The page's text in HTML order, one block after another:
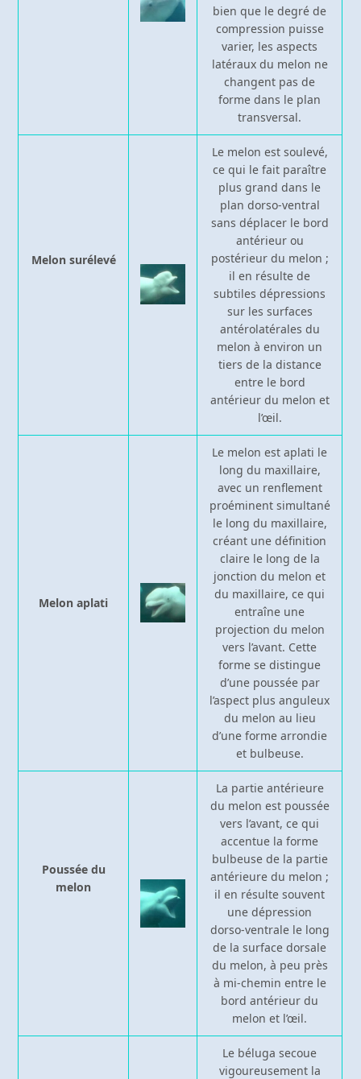
bien que le degré de
compression puisse
varier, les aspects
latéraux du melon ne
changent pas de
forme dans le plan
transversal.
Melon surélevé
Le melon est soulevé,
ce qui le fait paraître
plus grand dans le
plan dorso-ventral
sans déplacer le bord
antérieur ou
postérieur du melon ;
il en résulte de
subtiles dépressions
sur les surfaces
antérolatérales du
melon à environ un
tiers de la distance
entre le bord
antérieur du melon et
l’œil.
Melon aplati
Le melon est aplati le
long du maxillaire,
avec un renflement
proéminent simultané
le long du maxillaire,
créant une définition
claire le long de la
jonction du melon et
du maxillaire, ce qui
entraîne une
projection du melon
vers l’avant. Cette
forme se distingue
d’une poussée par
l’aspect plus anguleux
du melon au lieu
d’une forme arrondie
et bulbeuse.
Poussée du
melon
La partie antérieure
du melon est poussée
vers l’avant, ce qui
accentue la forme
bulbeuse de la partie
antérieure du melon ;
il en résulte souvent
une dépression
dorso-ventrale le long
de la surface dorsale
du melon, à peu près
à mi-chemin entre le
bord antérieur du
melon et l’œil.
Le béluga secoue
vigoureusement la